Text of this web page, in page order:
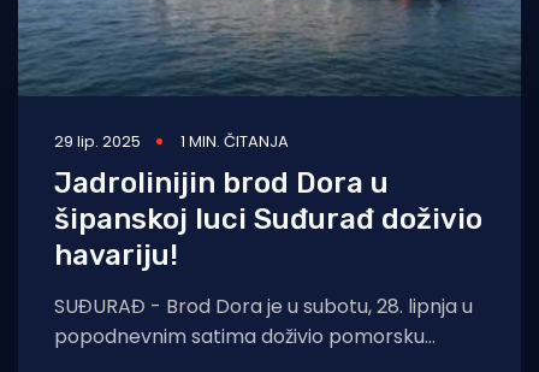
29 lip. 2025 1 MIN. ČITANJA
Jadrolinijin brod Dora u
šipanskoj luci Suđurađ doživio
havariju!
SUĐURAĐ - Brod Dora je u subotu, 28. lipnja u
popodnevnim satima doživio pomorsku